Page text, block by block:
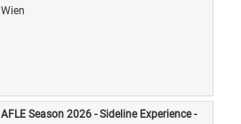
Wien
AFLE Season 2026 - Sideline Experience -